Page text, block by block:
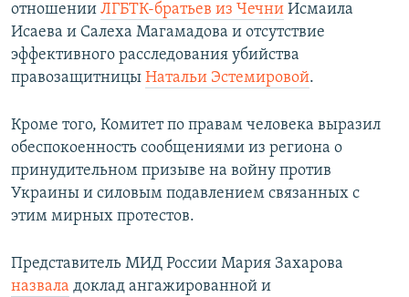
отношении ЛГБТК-братьев из Чечни Исмаила
Исаева и Салеха Магамадова и отсутствие
эффективного расследования убийства
правозащитницы Натальи Эстемировой.
Кроме того, Комитет по правам человека выразил
обеспокоенность сообщениями из региона о
принудительном призыве на войну против
Украины и силовым подавлением связанных с
этим мирных протестов.
Представитель МИД России Мария Захарова
назвала доклад ангажированной и